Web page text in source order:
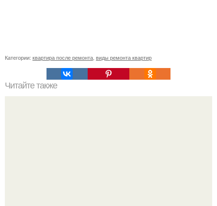
Категории: квартира после ремонта виды ремонта квартир
Читайте также